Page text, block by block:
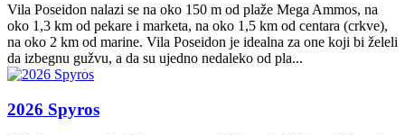
Vila Poseidon nalazi se na oko 150 m od plaže Mega Ammos, na
oko 1,3 km od pekare i marketa, na oko 1,5 km od centara (crkve),
na oko 2 km od marine. Vila Poseidon je idealna za one koji bi želeli
da izbegnu gužvu, a da su ujedno nedaleko od pla...
2026 Spyros